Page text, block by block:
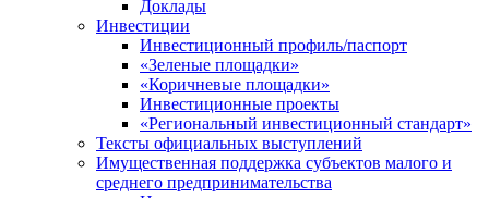
Доклады
Инвестиции
Инвестиционный профиль/паспорт
«Зеленые площадки»
«Коричневые площадки»
Инвестиционные проекты
«Региональный инвестиционный стандарт»
Тексты официальных выступлений
Имущественная поддержка субъектов малого и
среднего предпринимательства